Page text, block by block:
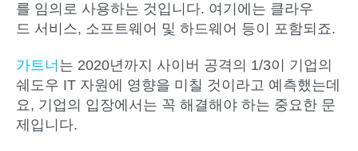
를 임의로 사용하는 것입니다. 여기에는 클라우
드 서비스, 소프트웨어 및 하드웨어 등이 포함되죠.
가트너 는 2020년까지 사이버 공격의 1/3이 기업의
쉐도우 IT 자원에 영향을 미칠 것이라고 예측했는데
요, 기업의 입장에서는 꼭 해결해야 하는 중요한 문
제입니다.